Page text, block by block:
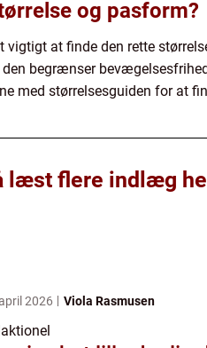
og pasform?
vigtigt at finde den rette
begrænser
med størrelsesguiden for at
læst flere indlæg
2026 Viola Rasmusen